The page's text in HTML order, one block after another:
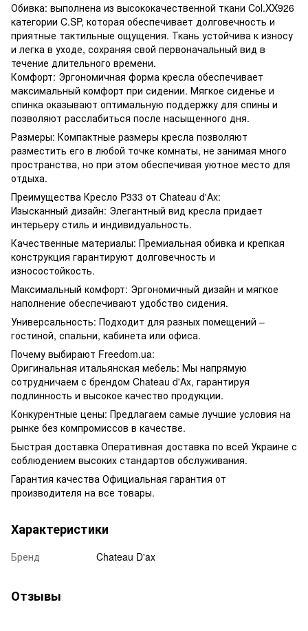
Обивка: выполнена из высококачественной ткани Col.XX926
категории C.SP, которая обеспечивает долговечность и
приятные тактильные ощущения. Ткань устойчива к износу
и легка в уходе, сохраняя свой первоначальный вид в
течение длительного времени.
Комфорт: Эргономичная форма кресла обеспечивает
максимальный комфорт при сидении. Мягкое сиденье и
спинка оказывают оптимальную поддержку для спины и
позволяют расслабиться после насыщенного дня.
Размеры: Компактные размеры кресла позволяют
разместить его в любой точке комнаты, не занимая много
пространства, но при этом обеспечивая уютное место для
отдыха.
Преимущества Кресло P333 от Chateau d'Ax:
Изысканный дизайн: Элегантный вид кресла придает
интерьеру стиль и индивидуальность.
Качественные материалы: Премиальная обивка и крепкая
конструкция гарантируют долговечность и
износостойкость.
Максимальный комфорт: Эргономичный дизайн и мягкое
наполнение обеспечивают удобство сидения.
Универсальность: Подходит для разных помещений –
гостиной, спальни, кабинета или офиса.
Почему выбирают Freedom.ua:
Оригинальная итальянская мебель: Мы напрямую
сотрудничаем с брендом Chateau d'Ax, гарантируя
подлинность и высокое качество продукции.
Конкурентные цены: Предлагаем самые лучшие условия на
рынке без компромиссов в качестве.
Быстрая доставка Оперативная доставка по всей Украине с
соблюдением высоких стандартов обслуживания.
Гарантия качества Официальная гарантия от
производителя на все товары.
Характеристики
Бренд Chateau D'ax
Отзывы